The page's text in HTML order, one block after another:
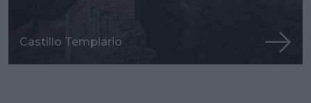
Castillo Templario